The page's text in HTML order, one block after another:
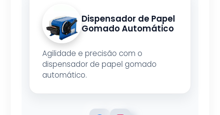
Dispensador de Papel
Gomado Automático
Agilidade e precisão com o
dispensador de papel gomado
automático.